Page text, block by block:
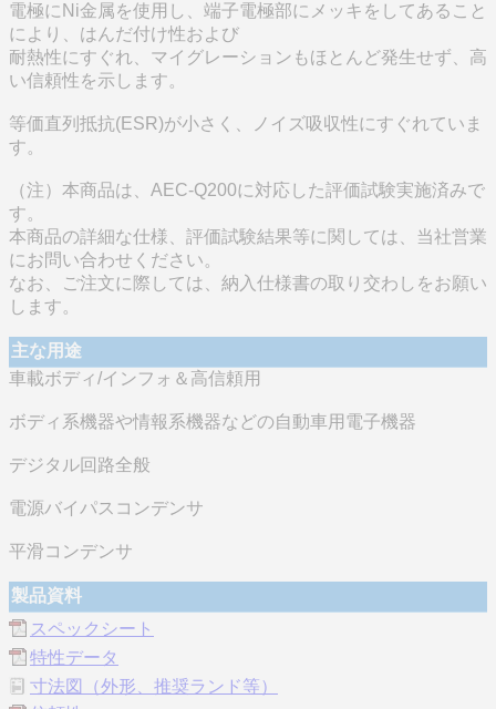
電極にNi金属を使用し、端子電極部にメッキをしてあること
により、はんだ付け性および
耐熱性にすぐれ、マイグレーションもほとんど発生せず、高
い信頼性を示します。
等価直列抵抗(ESR)が小さく、ノイズ吸収性にすぐれていま
す。
（注）本商品は、AEC-Q200に対応した評価試験実施済みで
す。
本商品の詳細な仕様、評価試験結果等に関しては、当社営業
にお問い合わせください。
なお、ご注文に際しては、納入仕様書の取り交わしをお願い
します。
主な用途
車載ボディ/インフォ＆高信頼用
ボディ系機器や情報系機器などの自動車用電子機器
デジタル回路全般
電源バイパスコンデンサ
平滑コンデンサ
製品資料
スペックシート
特性データ
寸法図（外形、推奨ランド等）